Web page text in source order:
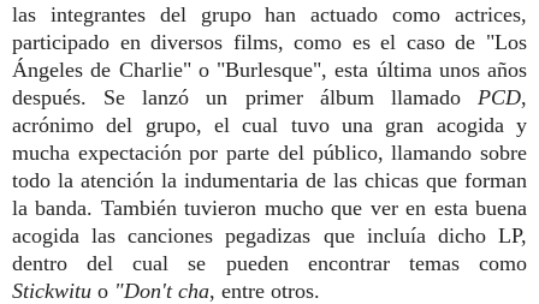
las integrantes del grupo han actuado como actrices,
participado en diversos films, como es el caso de "Los
Ángeles de Charlie" o "Burlesque", esta última unos años
después. Se lanzó un primer álbum llamado PCD,
acrónimo del grupo, el cual tuvo una gran acogida y
mucha expectación por parte del público, llamando sobre
todo la atención la indumentaria de las chicas que forman
la banda. También tuvieron mucho que ver en esta buena
acogida las canciones pegadizas que incluía dicho LP,
dentro del cual se pueden encontrar temas como
Stickwitu o "Don't cha, entre otros.